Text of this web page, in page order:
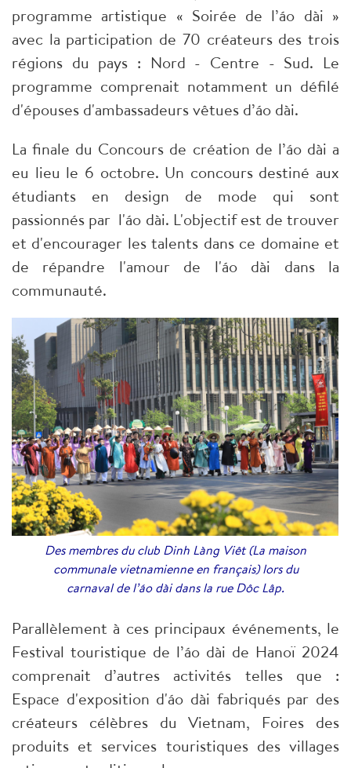
programme artistique « Soirée de l’áo dài »
avec la participation de 70 créateurs des trois
régions du pays : Nord - Centre - Sud. Le
programme comprenait notamment un défilé
d'épouses d'ambassadeurs vêtues d’áo dài.
La finale du Concours de création de l’áo dài a
eu lieu le 6 octobre. Un concours destiné aux
étudiants en design de mode qui sont
passionnés par l'áo dài. L'objectif est de trouver
et d'encourager les talents dans ce domaine et
de répandre l'amour de l'áo dài dans la
communauté.
Des membres du club Dinh Làng Viêt (La maison
communale vietnamienne en français) lors du
carnaval de l’áo dài dans la rue Dôc Lâp.
Parallèlement à ces principaux événements, le
Festival touristique de l’áo dài de Hanoï 2024
comprenait d’autres activités telles que :
Espace d'exposition d'áo dài fabriqués par des
créateurs célèbres du Vietnam, Foires des
produits et services touristiques des villages